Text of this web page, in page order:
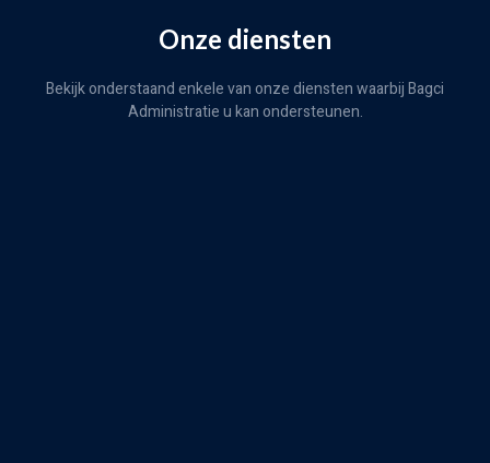
Onze diensten
Bekijk onderstaand enkele van onze diensten waarbij Bagci
Administratie u kan ondersteunen.